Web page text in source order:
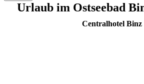
Close
SearchUrlaub im Ostseebad
Centralhotel Binz